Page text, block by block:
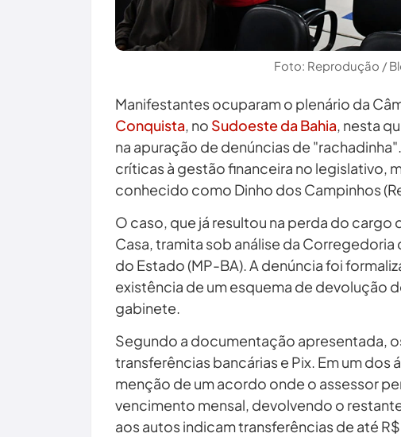
Foto: Reprodução /
Manifestantes ocuparam o plenário da
Conquista, no Sudoeste da Bahia, nesta
na apuração de denúncias de
críticas à gestão financeira no legislativo,
conhecido como Dinho dos Campinhos
O caso, que já resultou na perda do cargo
Casa, tramita sob análise da
do Estado (MP-BA). A denúncia foi
existência de um esquema de devolução
gabinete.
Segundo a documentação apresentada,
transferências bancárias e Pix. Em um dos
menção de um acordo onde o assessor
vencimento mensal, devolvendo o
aos autos indicam transferências de até